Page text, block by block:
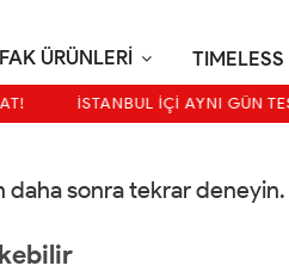
ÜRÜNLERİ TIMELESS
İSTANBUL İÇİ AYNI GÜN
daha sonra tekrar deneyin.